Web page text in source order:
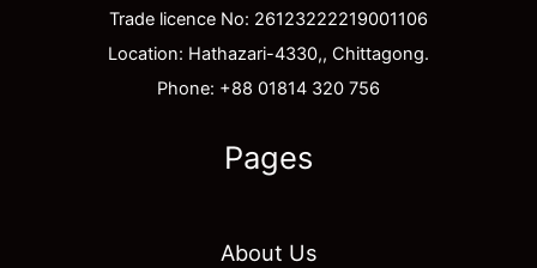
Trade licence No: 26123222219001106
Location: Hathazari-4330,, Chittagong.
Phone: +88 01814 320 756
Pages
About Us